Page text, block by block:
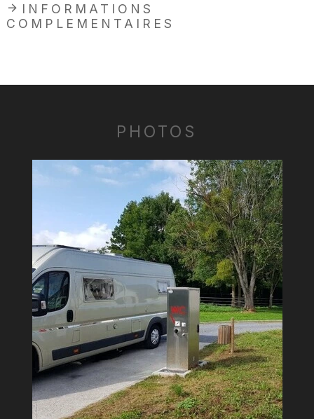
INFORMATIONS
COMPLEMENTAIRES
PHOTOS